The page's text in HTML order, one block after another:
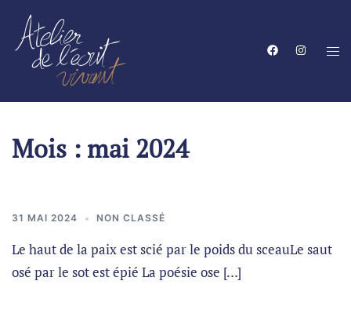
Mois : mai 2024
31 MAI 2024 NON CLASSÉ
Le haut de la paix est scié par le poids du sceauLe saut
osé par le sot est épié La poésie ose […]